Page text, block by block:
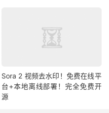
Sora 2 视频去水印！免费在线平
台+本地离线部署！完全免费开
源